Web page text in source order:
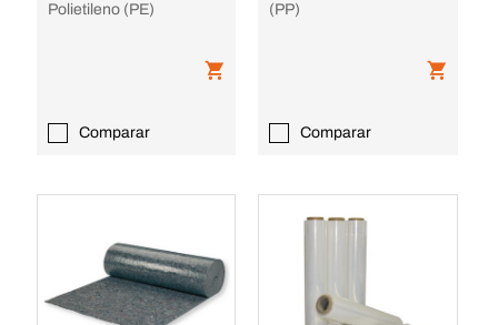
Polietileno (PE)
Comparar
(PP)
Comparar